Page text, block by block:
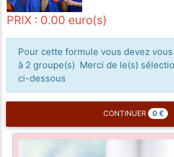
PRIX : 0.00 euro(s)
Pour cette formule vous devez
à 2 groupe(s) Merci de le(s)
ci-dessous
CONTINUER 0 €